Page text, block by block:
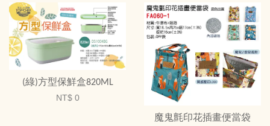
(綠)方型保鮮盒820ML
NT$ 0
魔鬼氈印花插畫便當袋